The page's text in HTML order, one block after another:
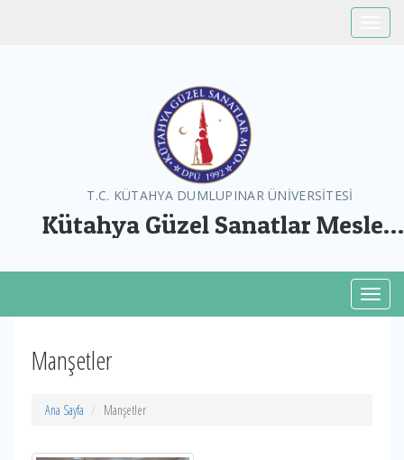
T.C. KÜTAHYA DUMLUPINAR ÜNİVERSİTESİ
Kütahya Güzel Sanatlar Meslek
Manşetler
Ana Sayfa Manşetler